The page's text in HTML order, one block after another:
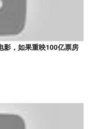
影，如果重映100亿票房